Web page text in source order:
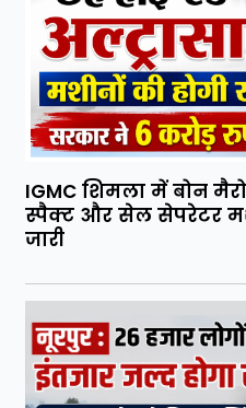
IGMC शिमला में बोन
स्पैक्ट और सेल सेपरेटर
जारी